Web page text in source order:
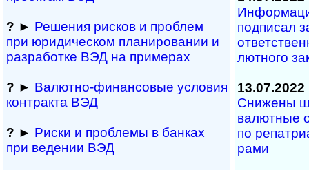
? ► Решения рисков и про­блем
при юридичес­ком планирова­нии и
разра­ботке ВЭД на примерах
? ► Валютно-финансовые условия
контракта ВЭД
? ► Риски и проблемы в банках
при ведении ВЭД
под­пи­сал
лют­но­го
13.07.2022
Снижены
ва­лют­ные
по
рами